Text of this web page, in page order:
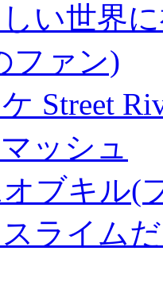
い世界
ファン)
Street
ッシュ
ブキル(
ライム